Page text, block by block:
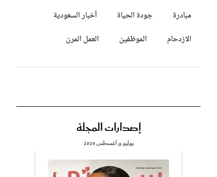
مبادرة
جودة الحياة
أخبار السعودية
الازدحام
الموظفين العمل المرن
إصدارات المجلة
يوليو و أغسطس 2026